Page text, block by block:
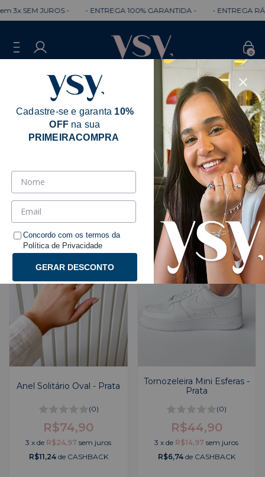
3x SEM JUROS - - ENTREGA 100% GARANTIDA - - ENTREGA
0
Erro - 404
Desculpe, mas a página que você está
procurando não existe.
Talvez você se interesse pelos seguintes produtos.
Anel Solitário Oval - Prata
(0)
R$74,90
3 xde R$24,97 sem juros
R$11,24de CASHBACK
Tornozeleira Mini Esferas -
Prata
(0)
R$44,90
3 xde R$14,97 sem juros
R$6,74de CASHBACK
Cadastre-se e garanta 10%
OFF na sua
PRIMEIRACOMPRA
Concordo com os termos da
Política de Privacidade
GERAR DESCONTO